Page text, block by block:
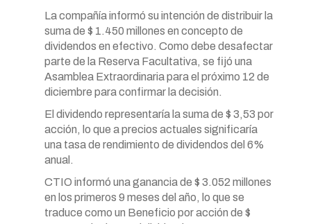
La compañía informó su intención de distribuir la
suma de $ 1.450 millones en concepto de
dividendos en efectivo. Como debe desafectar
parte de la Reserva Facultativa, se fijó una
Asamblea Extraordinaria para el próximo 12 de
diciembre para confirmar la decisión.
El dividendo representaría la suma de $ 3,53 por
acción, lo que a precios actuales significaría
una tasa de rendimiento de dividendos del 6%
anual.
CTIO informó una ganancia de $ 3.052 millones
en los primeros 9 meses del año, lo que se
traduce como un Beneficio por acción de $